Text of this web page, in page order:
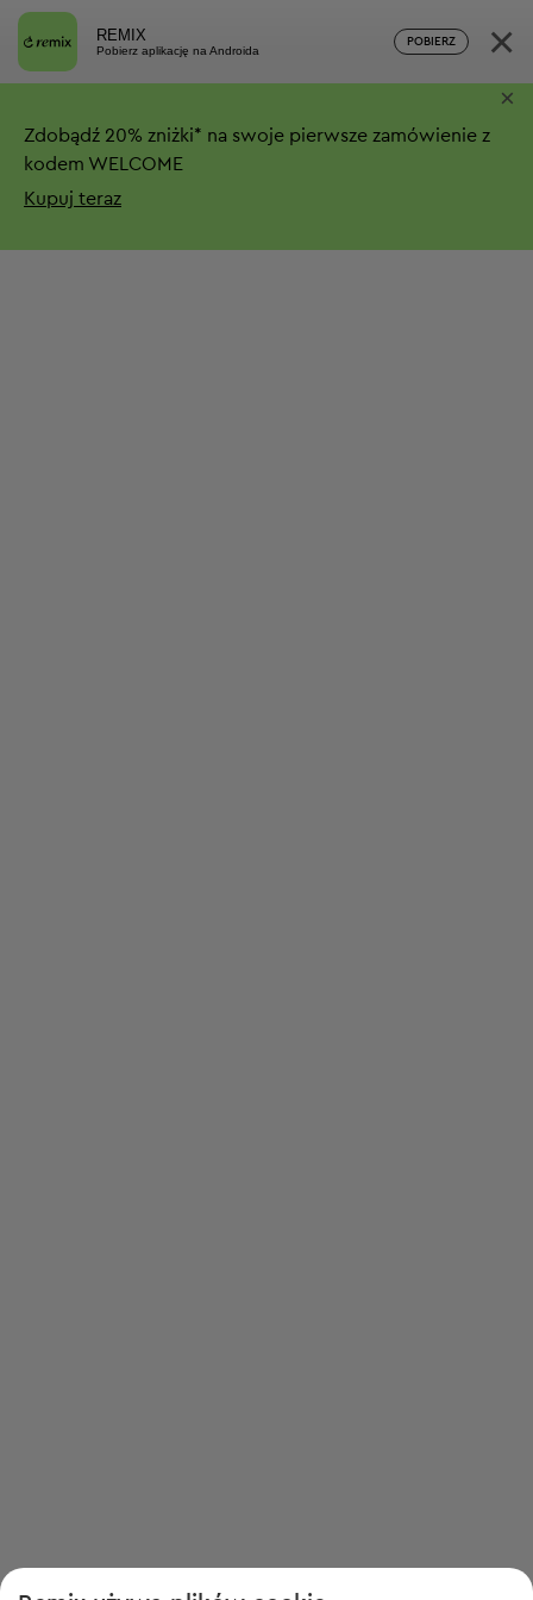
REMIX
Pobierz aplikację na Androida
POBIERZ ×
Zdobądź 20% zniżki* na swoje pierwsze zamówienie z
kodem WELCOME
Kupuj teraz
×